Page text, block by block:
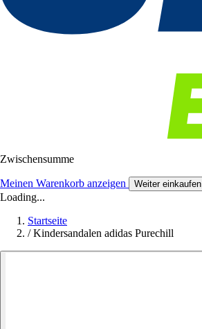
Zwischensumme
Meinen Warenkorb anzeigen Weiter einkaufen
Loading...
Startseite
/ Kindersandalen adidas Purechill